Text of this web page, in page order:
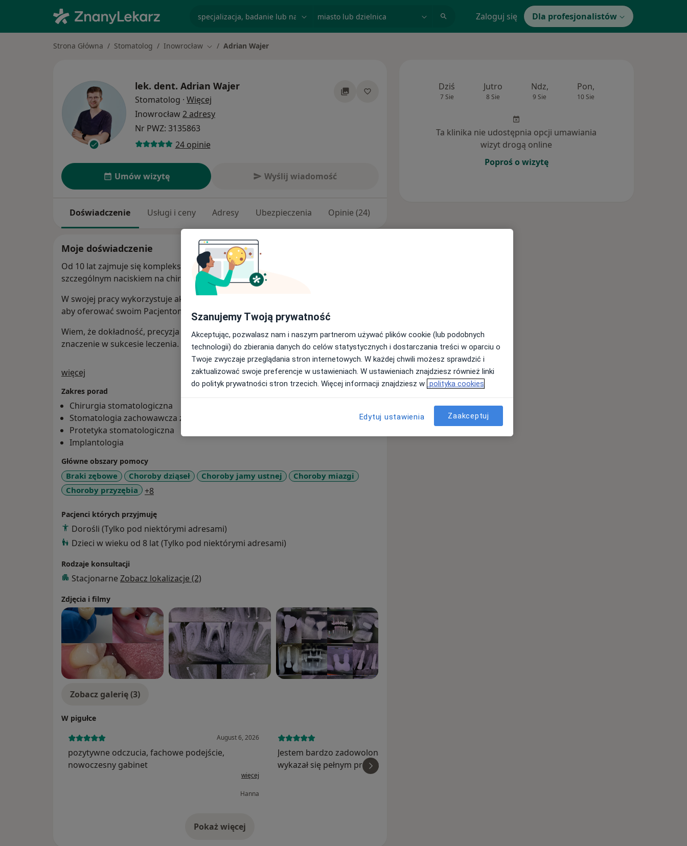
Zaloguj się Dla profesjonalistów
Strona Główna Stomatolog Inowrocław Zmień miasto
Adrian Wajer
lek. dent. Adrian Wajer
Stomatolog · Więcej
Inowrocław2 adresy
Nr PWZ: 3135863
24 opinie
Umów wizytę Wyślij wiadomość
Doświadczenie Usługi i ceny Adresy Ubezpieczenia Opinie (24)
Moje doświadczenie
Od 10 lat zajmuje się kompleksowym leczeniem stomatologicznym ze
szczególnym naciskiem na chirurgię, protetykę i implantologie stomatologiczną.
W swojej pracy wykorzystuje aktualną wiedzę medyczną i nowoczesne metody,
aby oferować swoim Pacjentom najwyższą jakość usług.
Wiem, że dokładność, precyzja i przewidywalność procedur, ma decydujące
znaczenie w sukcesie leczenia.
więcej
Zakres porad
Chirurgia stomatologiczna
Stomatologia zachowawcza z endodoncją
Protetyka stomatologiczna
Implantologia
Główne obszary pomocy
Braki zębowe Choroby dziąseł Choroby jamy ustnej
Choroby miazgi
Choroby przyzębia
+8a11y_sr_more_diseases
Pacjenci których przyjmuję
Dorośli (Tylko pod niektórymi adresami)
Dzieci w wieku od 8 lat (Tylko pod niektórymi adresami)
Rodzaje konsultacji
Stacjonarne Zobacz lokalizacje (2)
Zdjęcia i filmy
Zobacz galerię (3)
W pigułce
August 6, 2026
pozytywne odczucia, fachowe podejście,
nowoczesny gabinet
więcej
Hanna
Jestem bardzo zadowolona z wizyty. Stomatolog
wykazał się pełnym profesjonalizmem,
spokojnym podejściem i dużą empatią. Wszystko
Pokaż więcejo doświadczeniu
Dziś
7 Sie
Jutro
8 Sie
Ndz,
9 Sie
Pon,
10 Sie
Ta klinika nie udostępnia opcji umawiania
wizyt drogą online
Poproś o wizytę
Szanujemy Twoją prywatność
Akceptując, pozwalasz nam i naszym partnerom używać plików cookie (lub podobnych
technologii) do zbierania danych do celów statystycznych i dostarczania treści w oparciu o
Twoje zwyczaje przeglądania stron internetowych. W każdej chwili możesz sprawdzić i
zaktualizować swoje preferencje w ustawieniach. W ustawieniach znajdziesz również linki
do polityk prywatności stron trzecich. Więcej informacji znajdziesz w polityka cookies
Edytuj ustawienia Zaakceptuj